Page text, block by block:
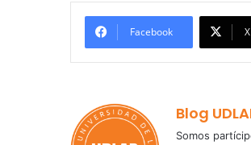
Facebook X
Blog
Somos